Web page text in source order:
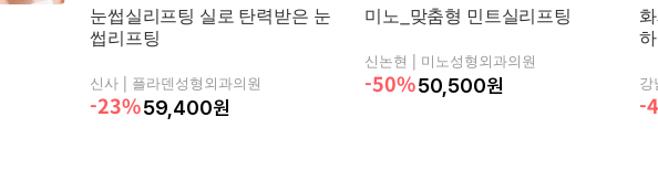
눈썹실리프팅 실로 탄력받은 눈
썹리프팅
신사 | 플라덴성형외과의원
-23%59,400원
미노_맞춤형 민트실리프팅
신논현 | 미노성형외과의원
-50%50,500원 강
-